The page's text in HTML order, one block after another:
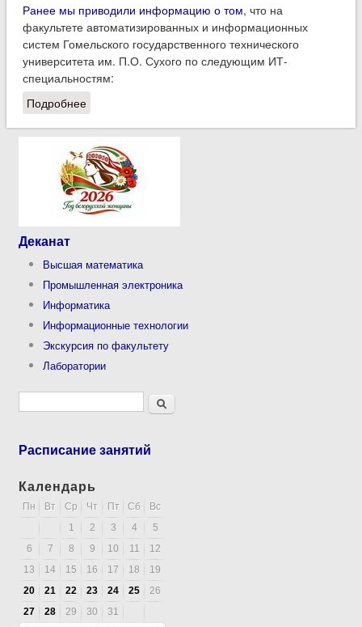
Ранее мы приводили информацию о том, что на
факультете автоматизированных и информационных
систем Гомельского государственного технического
университета им. П.О. Сухого по следующим ИТ-
специальностям:
Подробнеео Многоликие ИТ-профессии или кем можно стать,
поступив на факультет автоматизированных и
Деканат
Высшая математика
Промышленная электроника
Информатика
Информационные технологии
Экскурсия по факультету
Лаборатории
Форма поискаПоиск
Расписание занятий
Календарь
Пн Вт Ср Чт Пт Сб
Вс
1
2 3 4
5
6
7 8 9 10 11
12
13
14 15 16 17 18
19
20
21 22 23 24 25
26
27
28 29 30
31